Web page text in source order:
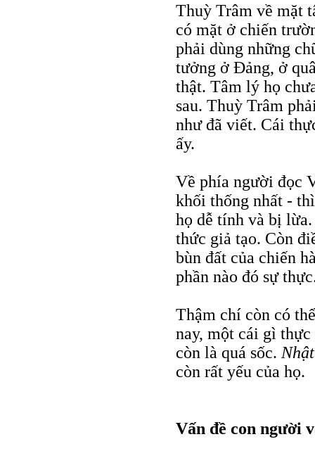
Thuỳ Trâm về mặt
có mặt ở chiến
phải dùng những
tưởng ở Đảng, ở
thật. Tâm lý họ
sau. Thuỳ Trâm
như đã viết. Cái
ấy.
Về phía người đọc
khối thống nhất -
họ dễ tính và bị
thức giả tạo. Còn
bùn đất của chiến
phần nào đó sự
Thậm chí còn có
nay, một cái gì
còn là quá sốc.
còn rất yếu của họ.
Vấn đề con người